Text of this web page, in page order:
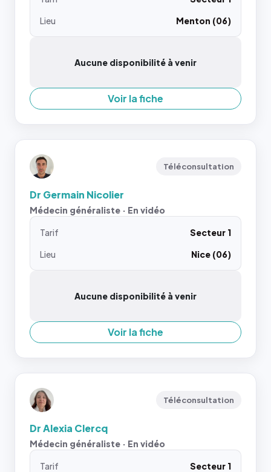
Lieu
Menton (06)
Aucune disponibilité à venir
Voir la fiche
Téléconsultation
Dr Germain Nicolier
Médecin généraliste · En vidéo
Tarif
Secteur 1
Lieu
Nice (06)
Aucune disponibilité à venir
Voir la fiche
Téléconsultation
Dr Alexia Clercq
Médecin généraliste · En vidéo
Tarif
Secteur 1